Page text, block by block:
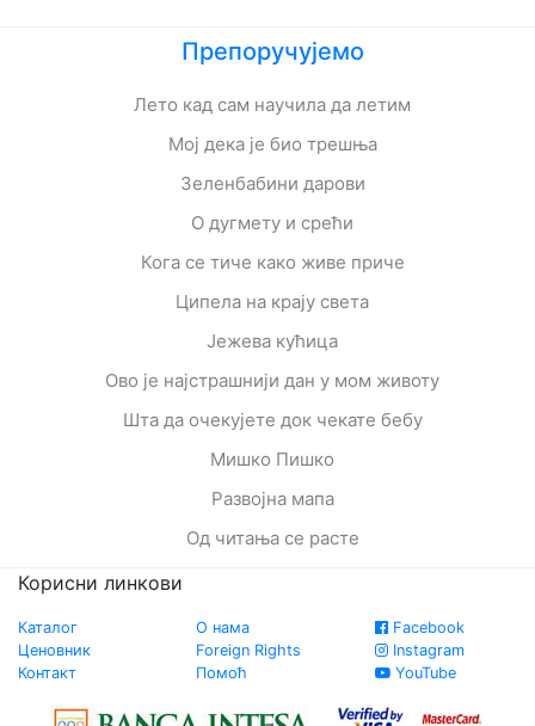
Препоручујемо
Лето кад сам научила да летим
Мој дека је био трешња
Зеленбабини дарови
О дугмету и срећи
Кога се тиче како живе приче
Ципела на крају света
Јежева кућица
Ово је најстрашнији дан у мом животу
Шта да очекујете док чекате бебу
Мишко Пишко
Развојна мапа
Од читања се расте
Корисни линкови
Каталог
Ценовник
Контакт
О нама
Foreign Rights
Помоћ
Facebook
Instagram
YouTube